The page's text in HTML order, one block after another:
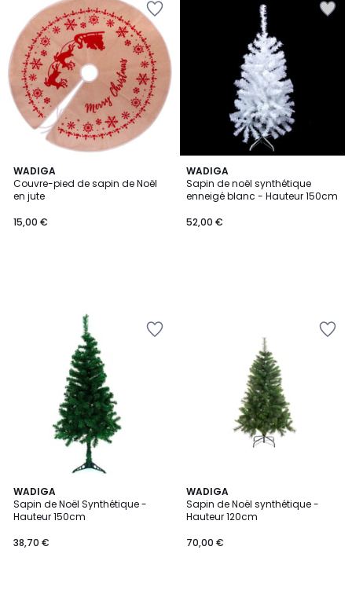
WADIGA
Couvre-pied de sapin de Noël
en jute
15,00 €
WADIGA
Sapin de noël synthétique
enneigé blanc - Hauteur 150cm
52,00 €
WADIGA
Sapin de Noël Synthétique -
Hauteur 150cm
38,70 €
WADIGA
Sapin de Noël synthétique -
Hauteur 120cm
70,00 €